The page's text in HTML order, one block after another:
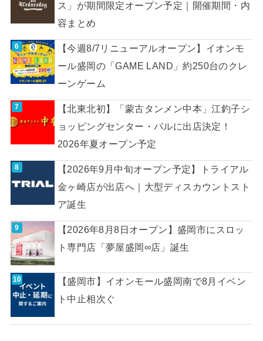
ス」が期間限定オープン予定｜開催期間・内
容まとめ
【今週8/7リニューアルオープン】イオンモ
ール盛岡の「GAME LAND」約250台のクレ
ーンゲーム
【北東北初】「蒙古タンメン中本」江釣子シ
ョッピングセンター・パルに出店決定！
2026年夏オープン予定
【2026年9月中旬オープン予定】トライアル
金ヶ崎店が出店へ｜大型ディスカウントスト
ア誕生
【2026年8月8日オープン】盛岡市にスロッ
ト専門店「夢屋盛岡∞店」誕生
【盛岡市】イオンモール盛岡南で8月イベン
ト中止相次ぐ